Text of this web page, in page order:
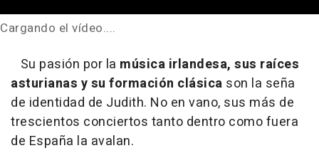
Cargando el vídeo....
Su pasión por la música irlandesa, sus raíces
asturianas y su formación clásica son la seña
de identidad de Judith. No en vano, sus más de
trescientos conciertos tanto dentro como fuera
de España la avalan.